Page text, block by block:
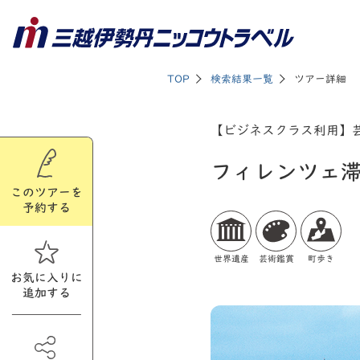
このツアーを
予約する
お気に入りに
追加する
TOP 検索結果一覧 ツアー詳細
【ビジネスクラス利用
フィレンツェ
世界遺産 芸術鑑賞 町歩き